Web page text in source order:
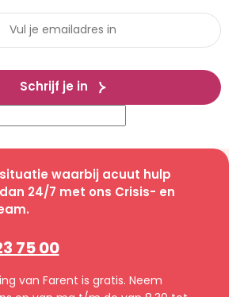
Schrijf je in
waarbij acuut hulp
24/7 met ons Crisis- en
75 00
van Farent is gratis. Neem